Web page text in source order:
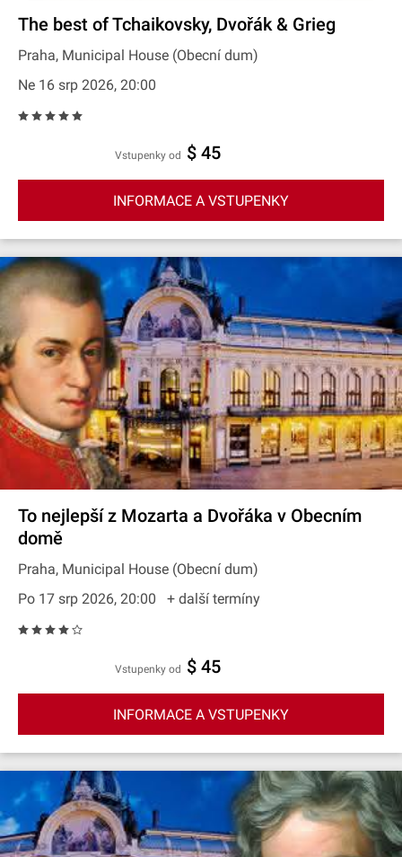
The best of Tchaikovsky, Dvořák & Grieg
Praha, Municipal House (Obecní dum)
Ne 16 srp 2026, 20:00
Vstupenky od $ 45
INFORMACE A VSTUPENKY
To nejlepší z Mozarta a Dvořáka v Obecním
domě
Praha, Municipal House (Obecní dum)
Po 17 srp 2026, 20:00
+ další termíny
Vstupenky od $ 45
INFORMACE A VSTUPENKY